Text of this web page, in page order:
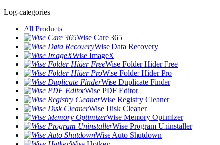
Log-categories
All Products
Wise Care 365
Wise Data Recovery
Wise ImageX
Wise Folder Hider Free
Wise Folder Hider Pro
Wise Duplicate Finder
Wise PDF Editor
Wise Registry Cleaner
Wise Disk Cleaner
Wise Memory Optimizer
Wise Program Uninstaller
Wise Auto Shutdown